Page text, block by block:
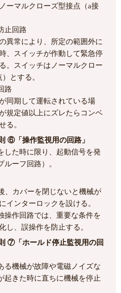
ーマルクローズ型接点（a接
止回路
異常により、所定の範囲外に
、スイッチが作動して緊急停
。スイッチはノーマルクロー
とする。
路
同期して運転されている場
規定値以上にズレたらコンベ
る。
⑥「操作監視用の回路」
た時に限り、起動信号を発
ーフ回路）。
カバーを閉じないと機械が
インターロックを設ける。
作回路では、重要な条件を
し、誤操作を防止する。
⑦「ホールド停止監視用の回
機械が故障や電磁ノイズな
起きた時に直ちに機械を停止